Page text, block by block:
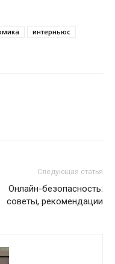
интерньюс
Следующая статья
Онлайн-безопасность:
советы, рекомендации